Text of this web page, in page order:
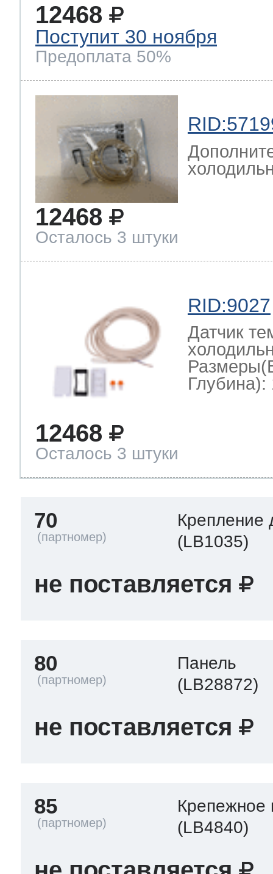
12468
Поступит 30 ноября
Предоплата 50%
12468
Осталось 3 штуки
RID:9027
Датчик
Глубина):
12468
Осталось 3 штуки
70
Крепление
(LB1035)
не поставляется
80
Панель
(LB28872)
не поставляется
85
Крепежное
(LB4840)